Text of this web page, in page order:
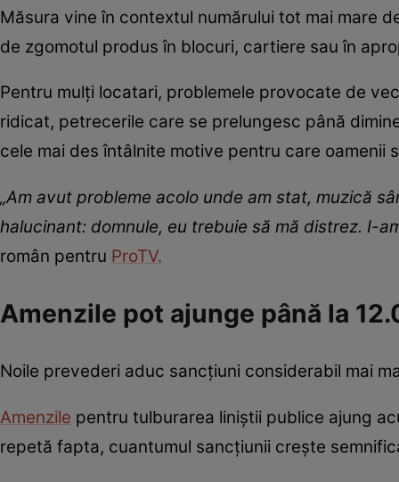
Măsura vine în contextul numărului tot mai mare
de zgomotul produs în blocuri, cartiere sau în
Pentru mulți locatari, problemele provocate de
ridicat, petrecerile care se prelungesc până
cele mai des întâlnite motive pentru care oamenii
„Am avut probleme acolo unde am stat, muzică
halucinant: domnule, eu trebuie să mă distrez. I-
român pentru ProTV.
Amenzile pot ajunge până la
Noile prevederi aduc sancțiuni considerabil mai
Amenzile pentru tulburarea liniștii publice ajung
repetă fapta, cuantumul sancțiunii crește